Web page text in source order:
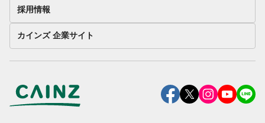
採用情報
カインズ 企業サイト